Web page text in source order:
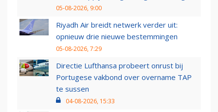
05-08-2026, 9:00
Riyadh Air breidt netwerk verder uit:
opnieuw drie nieuwe bestemmingen
05-08-2026, 7:29
Directie Lufthansa probeert onrust bij
Portugese vakbond over overname TAP
te sussen
04-08-2026, 15:33